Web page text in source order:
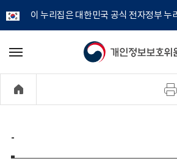
이 누리집은 대한민국 공식 전자정부 누
개
정
메
기
-